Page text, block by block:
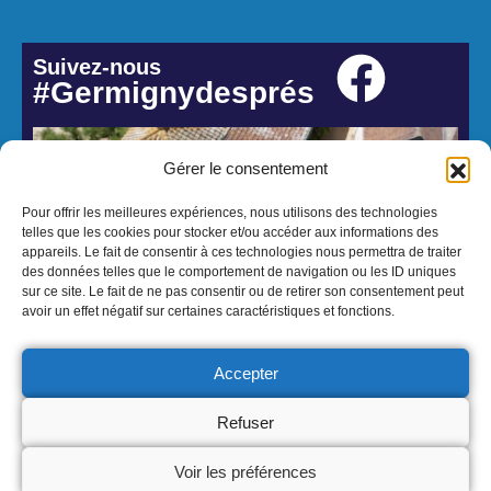
Gérer le consentement
Pour offrir les meilleures expériences, nous utilisons des technologies
telles que les cookies pour stocker et/ou accéder aux informations des
appareils. Le fait de consentir à ces technologies nous permettra de traiter
des données telles que le comportement de navigation ou les ID uniques
sur ce site. Le fait de ne pas consentir ou de retirer son consentement peut
avoir un effet négatif sur certaines caractéristiques et fonctions.
Accepter
Refuser
Voir les préférences
Suivez-nous
#Germignydesprés
Politique de confidentialité